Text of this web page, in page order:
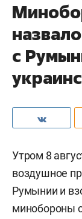
с
Утром 8
воздушное
Румынии и
минобороны